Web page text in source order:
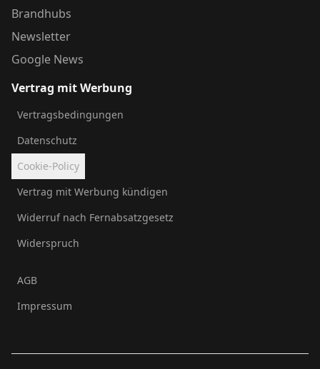
Brandhubs
Newsletter
Google News
Vertrag mit Werbung
Vertragsbedingungen
Datenschutz
Cookie-Policy
Vertrag mit Werbung kündigen
Widerruf nach Fernabsatzgesetz
Widerspruch
AGB
Impressum